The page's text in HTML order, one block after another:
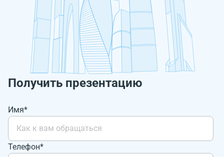
Получить презентацию
Имя*
Телефон*